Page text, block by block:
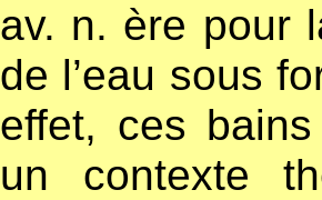
av. n. ère pour
de l’eau sous
effet, ces
un contexte